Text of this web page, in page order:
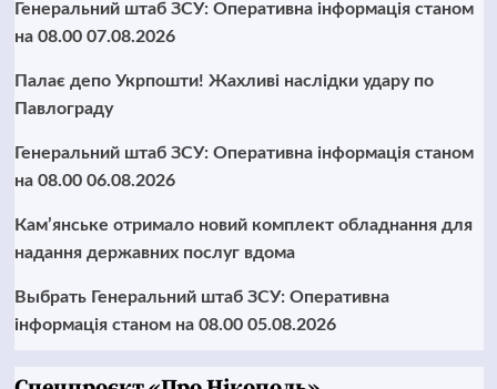
Генеральний штаб ЗСУ: Оперативна інформація станом
на 08.00 07.08.2026
Палає депо Укрпошти! Жахливі наслідки удару по
Павлограду
Генеральний штаб ЗСУ: Оперативна інформація станом
на 08.00 06.08.2026
Кам’янське отримало новий комплект обладнання для
надання державних послуг вдома
Выбрать Генеральний штаб ЗСУ: Оперативна
інформація станом на 08.00 05.08.2026